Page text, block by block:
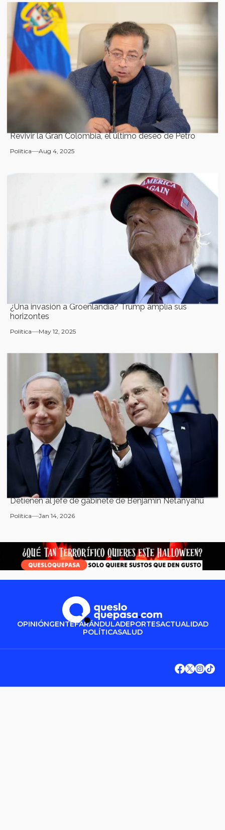
Revivir la Gran Colombia, el último deseo de Petro
Política Aug 4, 2025
¿Una invasión a Groenlandia? Trump amplía sus
horizontes
Política May 12, 2025
Detienen al jefe de gabinete de Benjamin Netanyahu
Política Jan 14, 2026
OPINIÓNGENTEFARÁNDULADEPORTESACTUALIDAD
POLÍTICASALUD